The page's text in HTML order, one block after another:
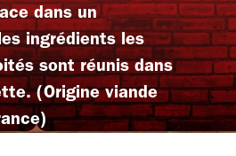
dans un
ingrédients les
sont réunis dans
(Origine viande